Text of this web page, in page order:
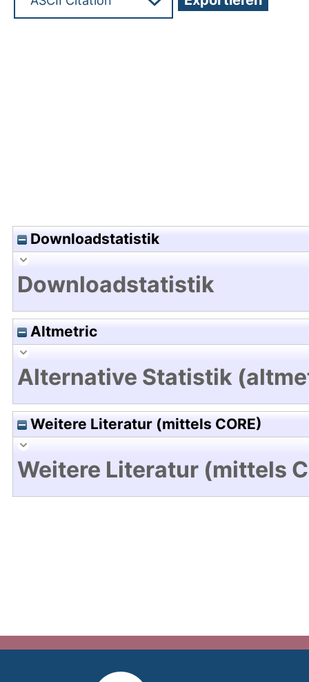
Downloadstatistik
Downloadstatistik
Altmetric
Alternative Statistik
Weitere Literatur (mittels CORE)
Weitere Literatur (mittels